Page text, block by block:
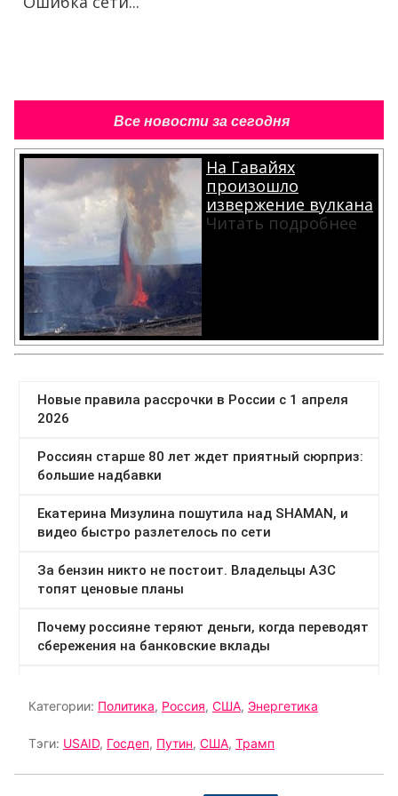
Все новости за сегодня
На Гавайях
произошло
извержение вулкана
Читать подробнее
Категории: Политика, Россия, США, Энергетика
Тэги: USAID, Госдеп, Путин, США, Трамп